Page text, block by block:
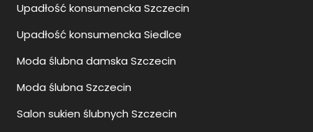
Upadłość konsumencka Szczecin
Upadłość konsumencka Siedlce
Moda ślubna damska Szczecin
Moda ślubna Szczecin
Salon sukien ślubnych Szczecin